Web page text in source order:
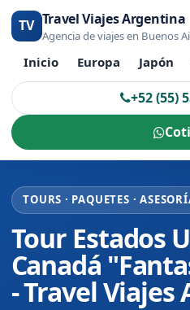
TV Travel Viajes Argentina
Agencia de viajes en Buenos
Inicio Europa Japón
+52 (55)
TOURS · PAQUETES ·
Tour Estados
Canadá
- Travel